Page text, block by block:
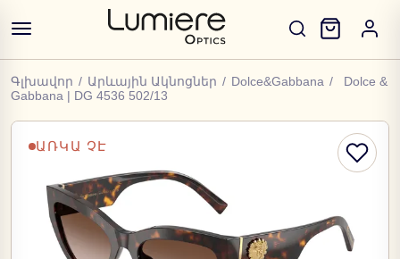
Գլխավոր / Արևային Ակնոցներ / Dolce&Gabbana /
Dolce &
Gabbana | DG 4536 502/13
ԱՌԿԱ ՉԷ